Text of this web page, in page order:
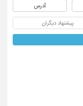
آدرس
پیشنهاد دیگران